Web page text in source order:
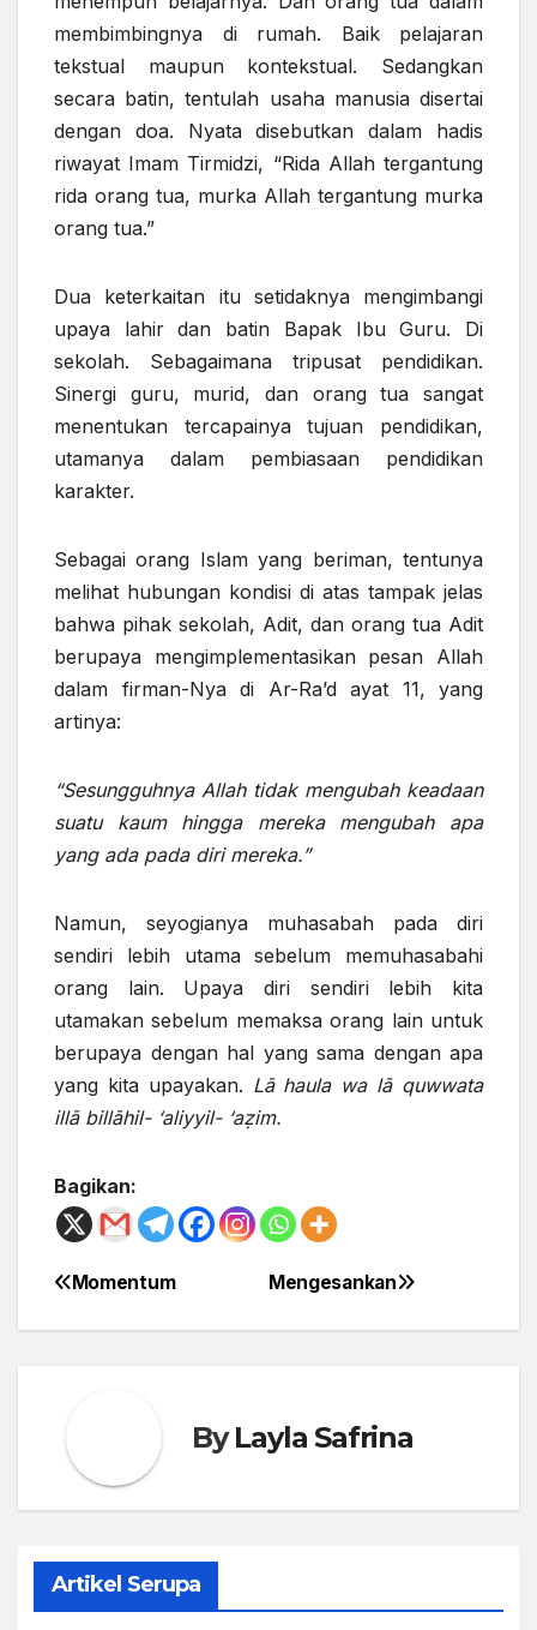
membimbingnya di rumah. Baik pelajaran
tekstual maupun kontekstual. Sedangkan
secara batin, tentulah usaha manusia disertai
dengan doa. Nyata disebutkan dalam hadis
riwayat Imam Tirmidzi, “Rida Allah tergantung
rida orang tua, murka Allah tergantung murka
orang tua.”
Dua keterkaitan itu setidaknya mengimbangi
upaya lahir dan batin Bapak Ibu Guru. Di
sekolah. Sebagaimana tripusat pendidikan.
Sinergi guru, murid, dan orang tua sangat
menentukan tercapainya tujuan pendidikan,
utamanya dalam pembiasaan pendidikan
karakter.
Sebagai orang Islam yang beriman, tentunya
melihat hubungan kondisi di atas tampak jelas
bahwa pihak sekolah, Adit, dan orang tua Adit
berupaya mengimplementasikan pesan Allah
dalam firman-Nya di Ar-Ra’d ayat 11, yang
artinya:
“Sesungguhnya Allah tidak mengubah keadaan
suatu kaum hingga mereka mengubah apa
yang ada pada diri mereka.”
Namun, seyogianya muhasabah pada diri
sendiri lebih utama sebelum memuhasabahi
orang lain. Upaya diri sendiri lebih kita
utamakan sebelum memaksa orang lain untuk
berupaya dengan hal yang sama dengan apa
yang kita upayakan. Lā haula wa lā quwwata
illā billāhil- ‘aliyyil- ‘aẓim.
Bagikan:
Post
navigation
Mengesankan
Momentum
ByLayla Safrina
Artikel Serupa